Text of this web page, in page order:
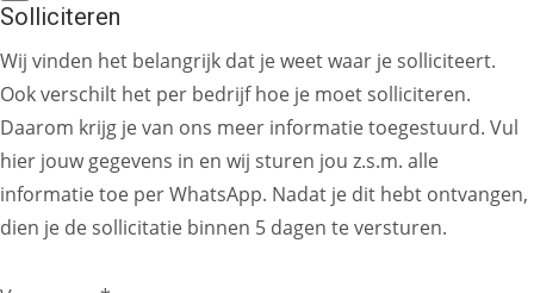
Solliciteren
Wij vinden het belangrijk dat je weet waar je solliciteert.
Ook verschilt het per bedrijf hoe je moet solliciteren.
Daarom krijg je van ons meer informatie toegestuurd. Vul
hier jouw gegevens in en wij sturen jou z.s.m. alle
informatie toe per WhatsApp. Nadat je dit hebt ontvangen,
dien je de sollicitatie binnen 5 dagen te versturen.